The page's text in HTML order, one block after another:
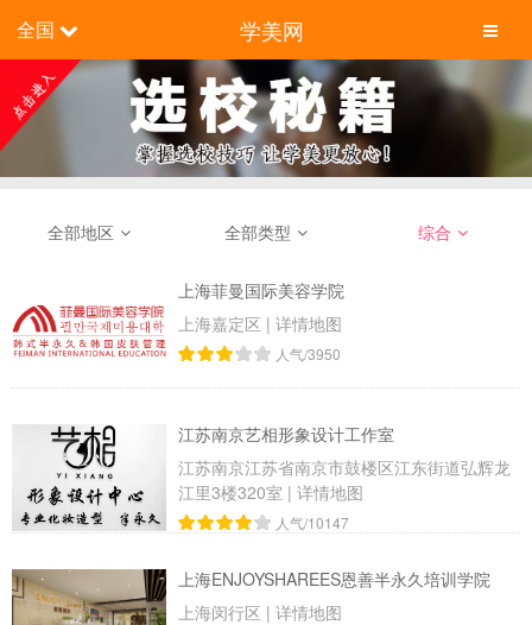
全国 学美网
全部地区 全部类型 综合
上海菲曼国际美容学院
上海嘉定区 | 详情地图
人气/3950
江苏南京艺相形象设计工作室
江苏南京江苏省南京市鼓楼区江东街道弘辉龙
江里3楼320室 | 详情地图
人气/10147
上海ENJOYSHAREES恩善半永久培训学院
上海闵行区 | 详情地图